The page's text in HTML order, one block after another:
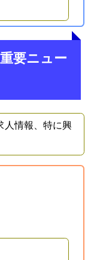
要ニュー
人情報、特に興